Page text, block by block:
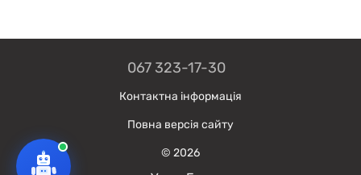
067 323-17-30
Контактна інформація
Повна версія сайту
© 2026